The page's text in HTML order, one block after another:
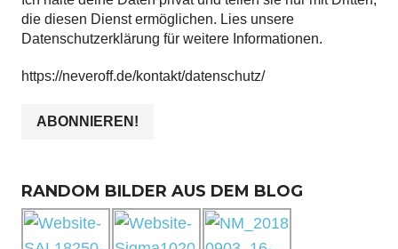
die diesen Dienst ermöglichen. Lies unsere
Datenschutzerklärung für weitere Informationen.
https://neveroff.de/kontakt/datenschutz/
RANDOM BILDER AUS DEM BLOG